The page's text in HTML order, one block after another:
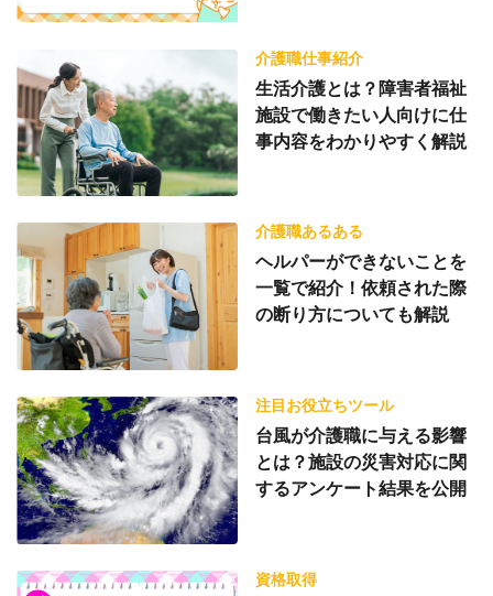
介護職仕事紹介
生活介護とは？障害者福祉
施設で働きたい人向けに仕
事内容をわかりやすく解説
介護職あるある
ヘルパーができないことを
一覧で紹介！依頼された際
の断り方についても解説
注目お役立ちツール
台風が介護職に与える影響
とは？施設の災害対応に関
するアンケート結果を公開
資格取得